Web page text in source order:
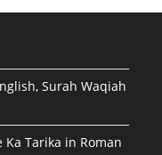
Surah Waqiah
Ka Tarika in Roman